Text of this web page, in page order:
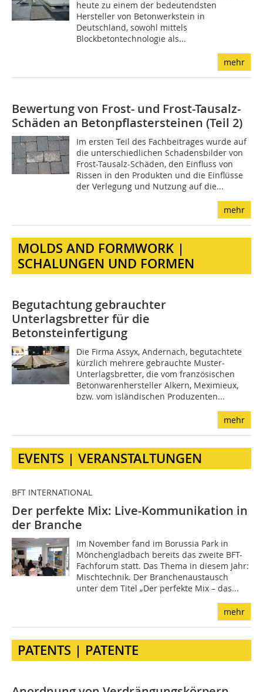
heute zu einem der bedeutendsten
Hersteller von Betonwerkstein in
Deutschland, sowohl mittels
Blockbetontechnologie als...
mehr
Bewertung von Frost- und Frost-Tausalz-
Schäden an Betonpflastersteinen (Teil 2)
Im ersten Teil des Fachbeitrages wurde auf
die unterschiedlichen Schadensbilder von
Frost-Tausalz-Schäden, den Einfluss von
Rissen in den Produkten und die Einflüsse
der Verlegung und Nutzung auf die...
mehr
MOLDS AND FORMWORK |
SCHALUNGEN UND FORMEN
Begutachtung gebrauchter
Unterlagsbretter für die
Betonsteinfertigung
Die Firma Assyx, Andernach, begutachtete
kürzlich mehrere gebrauchte Muster-
Unterlagsbretter, die vom französischen
Betonwarenhersteller Alkern, Meximieux,
bzw. vom isländischen Produzenten...
mehr
EVENTS | VERANSTALTUNGEN
BFT INTERNATIONAL
Der perfekte Mix: Live-Kommunikation in
der Branche
Im November fand im Borussia Park in
Mönchengladbach bereits das zweite BFT-
Fachforum statt. Das Thema in diesem Jahr:
Mischtechnik. Der Branchenaustausch
unter dem Titel „Der perfekte Mix – das...
mehr
PATENTS | PATENTE